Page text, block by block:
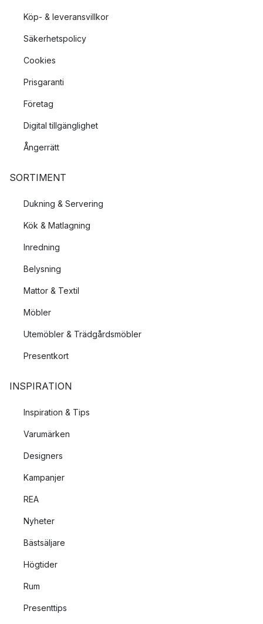
Köp- & leveransvillkor
Säkerhetspolicy
Cookies
Prisgaranti
Företag
Digital tillgänglighet
Ångerrätt
SORTIMENT
Dukning & Servering
Kök & Matlagning
Inredning
Belysning
Mattor & Textil
Möbler
Utemöbler & Trädgårdsmöbler
Presentkort
INSPIRATION
Inspiration & Tips
Varumärken
Designers
Kampanjer
REA
Nyheter
Bästsäljare
Högtider
Rum
Presenttips